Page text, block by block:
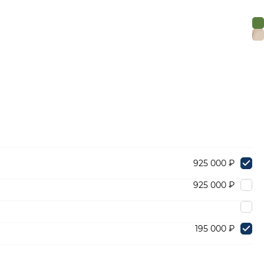
925 000 ₽
925 000 ₽
195 000 ₽